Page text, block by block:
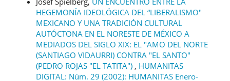
HEGEMONÍA IDEOLÓGICA DEL “LIBERALISMO"
MEXICANO Y UNA TRADICIÓN CULTURAL
AUTÓCTONA EN EL NORESTE DE MÉXICO A
MEDIADOS DEL SIGLO XIX: EL "AMO DEL NORTE
(SANTIAGO VIDAURRI) CONTRA "EL SANTO"
(PEDRO ROJAS "EL TATITA") , HUMANITAS
DIGITAL: Núm. 29 (2002): HUMANITAS Enero-